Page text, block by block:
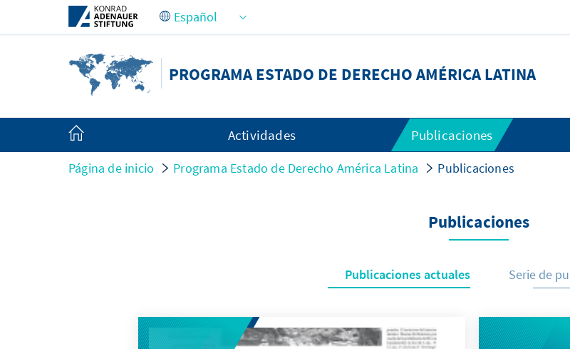
Saltar al contenido principal
PROGRAMA ESTADO DE DERECHO AMÉRICA LATINA
Actividades Publicaciones
Página de inicio Programa Estado de Derecho América Latina Publicaciones
Publicaciones
Publicaciones actuales Serie de